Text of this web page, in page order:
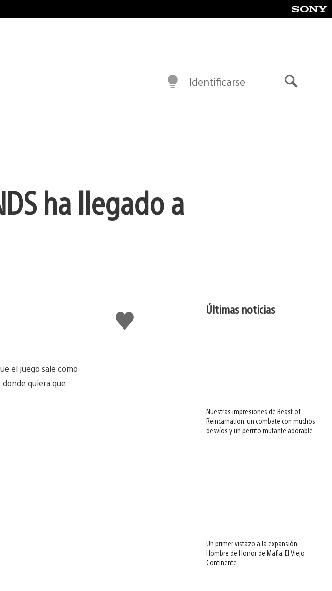
Identificarse
ha llegado a
Me
gusta
el juego sale como
donde quiera que
Últimas noticias
Nuestras impresiones de Beast of
Reincarnation: un combate con muchos
desvíos y un perrito mutante adorable
Un primer vistazo a la expansión
Hombre de Honor de Mafia: El Viejo
Continente